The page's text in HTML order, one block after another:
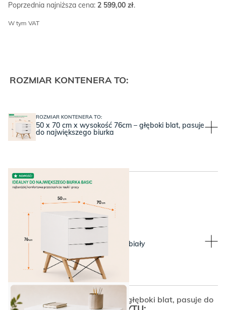
Poprzednia najniższa cena: 2 599,00 zł.
W tym VAT
ROZMIAR KONTENERA TO:
ROZMIAR KONTENERA TO:
50 x 70 cm x wysokość 76cm – głęboki blat, pasuje
do największego biurka
50 x 70 cm x wysokość 76cm – głęboki blat, pasuje do
największego biurka
WYBIERZ KOLOR BLATU:
White, czyli ponadczasowy biały